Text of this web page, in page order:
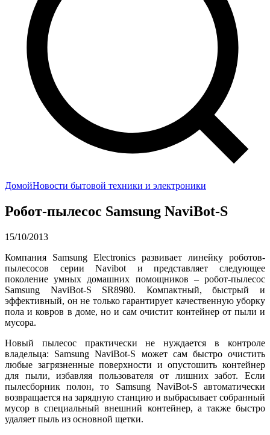
ДомойНовости бытовой техники и электроники
Робот-пылесос Samsung NaviBot-S
15/10/2013
Компания Samsung Electronics развивает линейку роботов-
пылесосов серии Navibot и представляет следующее
поколение умных домашних помощников – робот-пылесос
Samsung NaviBot-S SR8980. Компактный, быстрый и
эффективный, он не только гарантирует качественную уборку
пола и ковров в доме, но и сам очистит контейнер от пыли и
мусора.
Новый пылесос практически не нуждается в контроле
владельца: Samsung NaviBot-S может сам быстро очистить
любые загрязненные поверхности и опустошить контейнер
для пыли, избавляя пользователя от лишних забот. Если
пылесборник полон, то Samsung NaviBot-S автоматически
возвращается на зарядную станцию и выбрасывает собранный
мусор в специальный внешний контейнер, а также быстро
удаляет пыль из основной щетки.